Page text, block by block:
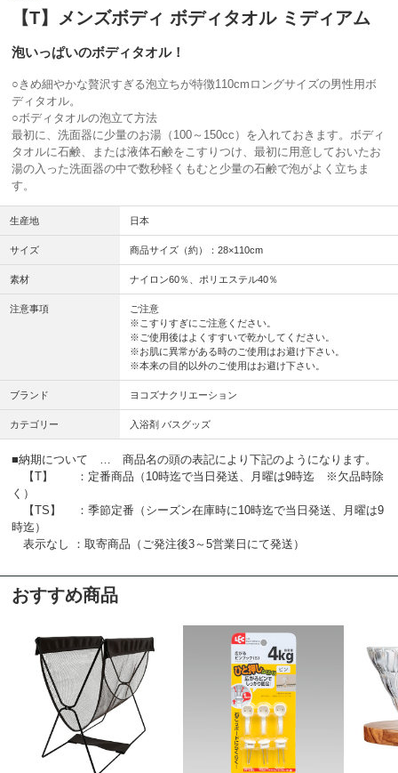
【T】メンズボディ ボディタオル ミディアム
泡いっぱいのボディタオル！
○きめ細やかな贅沢すぎる泡立ちが特徴110cmロングサイズの男性用ボ
ディタオル。
○ボディタオルの泡立て方法
最初に、洗面器に少量のお湯（100～150cc）を入れておきます。ボディ
タオルに石鹸、または液体石鹸をこすりつけ、最初に用意しておいたお
湯の入った洗面器の中で数秒軽くもむと少量の石鹸で泡がよく立ちま
す。
生産地 日本
サイズ 商品サイズ（約）：28×110cm
素材 ナイロン60％、ポリエステル40％
注意事項
ご注意
※こすりすぎにご注意ください。
※ご使用後はよくすすいで乾かしてください。
※お肌に異常がある時のご使用はお避け下さい。
※本来の目的以外のご使用はお避け下さい。
ブランド ヨコズナクリエーション
カテゴリー 入浴剤 バスグッズ
■納期について … 商品名の頭の表記により下記のようになります。
【T】 ：定番商品（10時迄で当日発送、月曜は9時迄 ※欠品時除
く）
【TS】 ：季節定番（シーズン在庫時に10時迄で当日発送、月曜は9
時迄）
表示なし ：取寄商品（ご発注後3～5営業日にて発送）
おすすめ商品